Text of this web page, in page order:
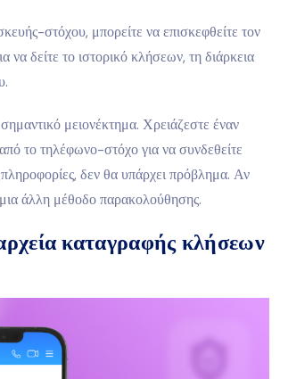
στόχου, μπορείτε να επισκεφθείτε τον
να δείτε το ιστορικό κλήσεων, τη διάρκεια
μειονέκτημα. Χρειάζεστε έναν
το τηλέφωνο-στόχο για να συνδεθείτε
δεν θα υπάρχει πρόβλημα. Αν
μια άλλη μέθοδο παρακολούθησης.
καταγραφής κλήσεων